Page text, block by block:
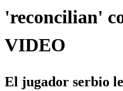
'reconcilian'
VIDEO
El jugador serbio